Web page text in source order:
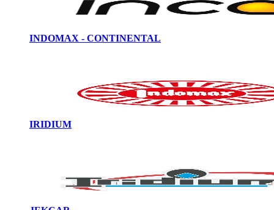
INDOMAX - CONTINENTAL
IRIDIUM